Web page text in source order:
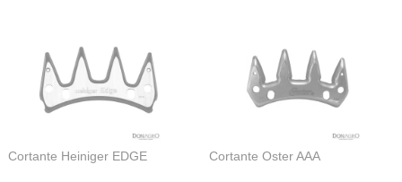
Cortante Heiniger EDGE Cortante Oster AAA